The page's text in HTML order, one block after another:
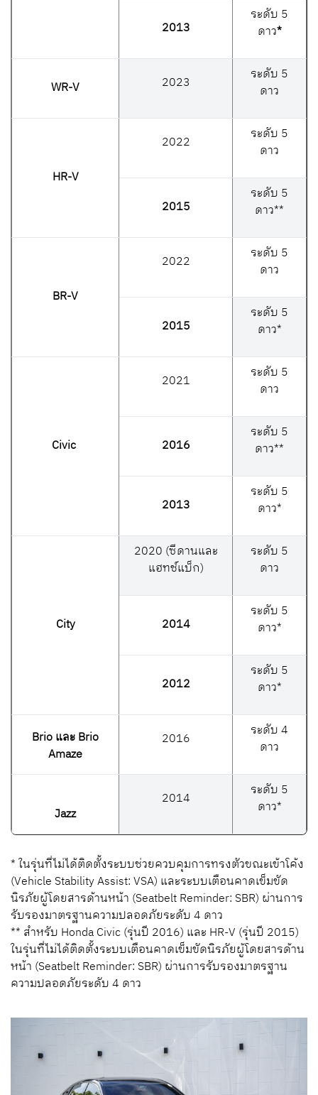
2013
ระดับ 5
ดาว*
WR-V 2023
ระดับ 5
ดาว
HR-V
2022
ระดับ 5
ดาว
2015
ระดับ 5
ดาว**
BR-V
2022
ระดับ 5
ดาว
2015
ระดับ 5
ดาว*
Civic
2021 ระดับ 5
ดาว
2016
ระดับ 5
ดาว**
2013
ระดับ 5
ดาว*
City
2020 (ซีดานและ
แฮทช์แบ็ก)
ระดับ 5
ดาว
2014
ระดับ 5
ดาว*
2012
ระดับ 5
ดาว*
Brio และ Brio
Amaze
2016 ระดับ4
ดาว
Jazz
2014 ระดับ 5
ดาว*
* ในรุ่นที่ไม่ได้ติดตั้งระบบช่วยควบคุมการทรงตัวขณะเข้าโค้ง
(Vehicle Stability Assist: VSA) และระบบเตือนคาดเข็มขัด
นิรภัยผู้โดยสารด้านหน้า (Seatbelt Reminder: SBR) ผ่านการ
รับรองมาตรฐานความปลอดภัยระดับ 4 ดาว
** สำหรับ Honda Civic (รุ่นปี 2016) และ HR-V (รุ่นปี 2015)
ในรุ่นที่ไม่ได้ติดตั้งระบบเตือนคาดเข็มขัดนิรภัยผู้โดยสารด้าน
หน้า (Seatbelt Reminder: SBR) ผ่านการรับรองมาตรฐาน
ความปลอดภัยระดับ 4 ดาว